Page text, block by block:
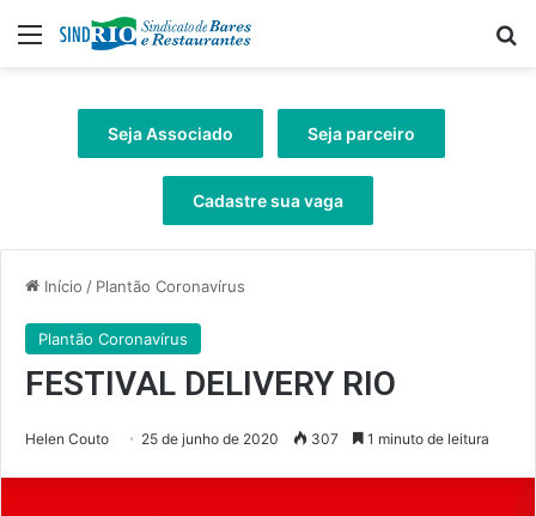
Menu
Seja Associado Seja parceiro
Cadastre sua vaga
Início / Plantão Coronavírus
Plantão Coronavírus
FESTIVAL DELIVERY RIO
Helen Couto 25 de junho de 2020 307 1 minuto de leitura